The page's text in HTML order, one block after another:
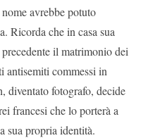
avrebbe potuto
Ricorda che in casa sua
il matrimonio dei
antisemiti commessi in
diventato fotografo, decide
francesi che lo porterà a
sua propria identità.